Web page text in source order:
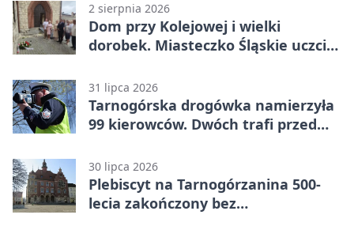
2 sierpnia 2026
Dom przy Kolejowej i wielki
dorobek. Miasteczko Śląskie uczciło
31 lipca 2026
Tarnogórska drogówka namierzyła
99 kierowców. Dwóch trafi przed
30 lipca 2026
Plebiscyt na Tarnogórzanina 500-
lecia zakończony bez